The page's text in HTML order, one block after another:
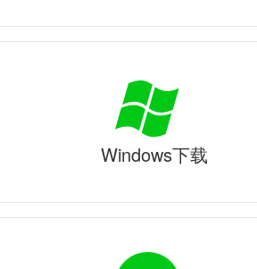
Windows下载